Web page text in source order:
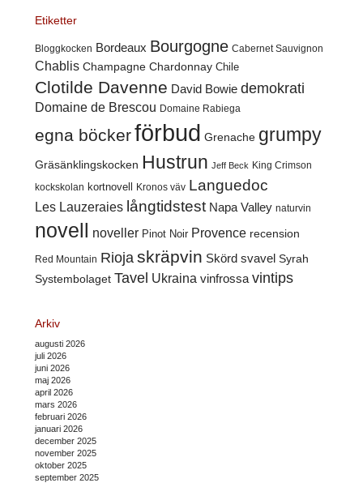
Etiketter
Bloggkocken Bordeaux Bourgogne Cabernet Sauvignon
Chablis Champagne Chardonnay Chile
Clotilde Davenne David Bowie demokrati
Domaine de Brescou Domaine Rabiega
egna böckerförbud Grenache grumpy
Gräsänklingskocken Hustrun Jeff Beck King Crimson
kockskolan kortnovell Kronos väv Languedoc
Les Lauzeraies långtidstest Napa Valley naturvin
novell noveller Pinot Noir Provence recension
Red Mountain Rioja skräpvin Skörd svavel Syrah
Systembolaget Tavel Ukraina vinfrossa vintips
Arkiv
augusti 2026
juli 2026
juni 2026
maj 2026
april 2026
mars 2026
februari 2026
januari 2026
december 2025
november 2025
oktober 2025
september 2025